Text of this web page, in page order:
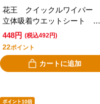
花王 クイックルワイパー
立体吸着ウエットシート エ
ッセンシャルローズの香り
１６枚入
448円 (税込492円)
22ポイント
カートに追加